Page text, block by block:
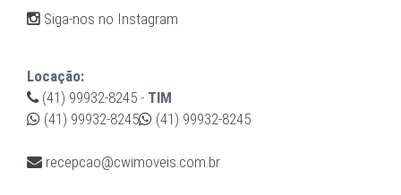
Siga-nos no Instagram
Locação:
(41) 99932-8245 - TIM
(41) 99932-8245
(41) 99932-8245
recepcao@cwimoveis.com.br